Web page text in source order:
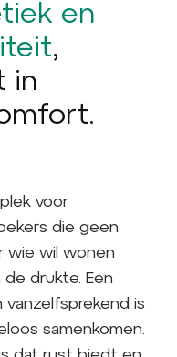
en
,
in
voor
die geen
wie wil wonen
drukte. Een
is
samenkomen.